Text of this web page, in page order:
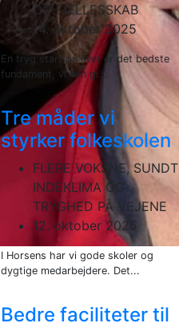
OG FÆLLESSKAB
14. oktober 2025
En tryg start på livet er det bedste
fundament, vi kan gi...
Tre måder vi
styrker folkeskolen
FLERE VOKSNE, SUNDT
INDEKLIMA OG
TRYGHED PÅ VEJENE
12. oktober 2025
I Horsens har vi gode skoler og
dygtige medarbejdere. Det...
Bedre faciliteter til